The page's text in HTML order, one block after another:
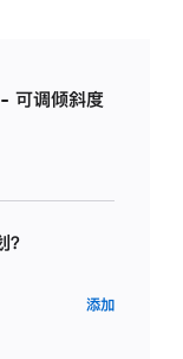
调倾斜度
添加